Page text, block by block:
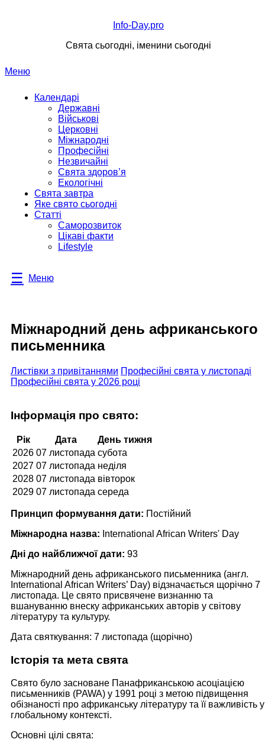
Info-Day.pro
Свята сьогодні, іменини сьогодні
Меню
Календарі
Державні
Військові
Церковні
Міжнародні
Професійні
Незвичайні
Свята здоров’я
Екологічні
Свята завтра
Яке свято сьогодні
Статті
Саморозвиток
Цікаві факти
Lifestyle
Меню
Міжнародний день африканського
письменника
Листівки з привітаннями Професійні свята у листопаді
Професійні свята у 2026 році
Інформація про свято:
Рік Дата
День тижня
2026 07 листопада субота
2027 07 листопада неділя
2028 07 листопада вівторок
2029 07 листопада середа
Принцип формування дати: Постійний
Міжнародна назва: International African Writers' Day
Дні до найближчої дати: 93
Міжнародний день африканського письменника (англ.
International African Writers’ Day) відзначається щорічно 7
листопада. Це свято присвячене визнанню та
вшануванню внеску африканських авторів у світову
літературу та культуру.
Дата святкування: 7 листопада (щорічно)
Історія та мета свята
Свято було засноване Панафриканською асоціацією
письменників (PAWA) у 1991 році з метою підвищення
обізнаності про африканську літературу та її важливість у
глобальному контексті.
Основні цілі свята: